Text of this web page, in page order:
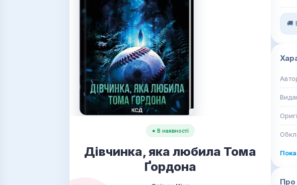
● В наявності
Дівчинка, яка любила Тома
Ґордона
🚚
Про